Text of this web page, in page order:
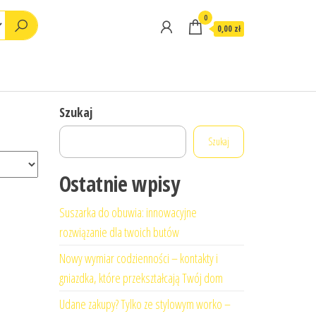
0
0,00 zł
Szukaj
Szukaj
Ostatnie wpisy
Suszarka do obuwia: innowacyjne
rozwiązanie dla twoich butów
Nowy wymiar codzienności – kontakty i
gniazdka, które przekształcają Twój dom
Udane zakupy? Tylko ze stylowym worko –